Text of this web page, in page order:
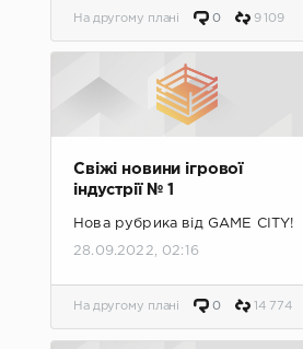
На другому плані 0 9 109
Свіжі новини ігрової
індустрії № 1
Нова рубрика від GAME CITY!
28.09.2022, 02:16
На другому плані 0 14 774